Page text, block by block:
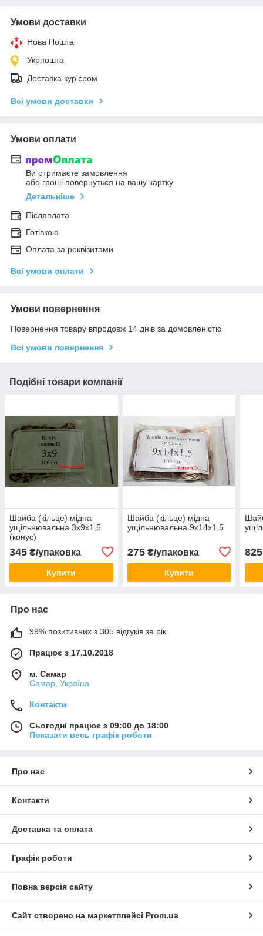
Умови доставки
Нова Пошта
Укрпошта
Доставка кур'єром
Всі умови доставки
Умови оплати
Ви отримаєте замовлення
або гроші повернуться на вашу картку
Детальніше
Післяплата
Готівкою
Оплата за реквізитами
Всі умови оплати
Умови повернення
Повернення товару впродовж 14 днів за домовленістю
Всі умови повернення
Подібні товари компанії
Шайба (кільце) мідна
ущільнювальна 3х9х1,5
(конус)
345 ₴/упаковка
Купити
Шайба (кільце) мідна
ущільнювальна 9х14х1,5
275₴/упаковка
Купити
825
Про нас
99% позитивних з 305 відгуків за рік
Працює з 17.10.2018
м. Самар
Самар, Україна
Контакти
Сьогодні працює з 09:00 до 18:00
Показати весь графік роботи
Про нас
Контакти
Доставка та оплата
Графік роботи
Повна версія сайту
Сайт створено на маркетплейсі Prom.ua